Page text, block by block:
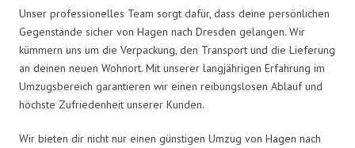
Unser professionelles Team sorgt dafür, dass deine persönlichen
Gegenstände sicher von Hagen nach Dresden gelangen. Wir
kümmern uns um die Verpackung, den Transport und die Lieferung
an deinen neuen Wohnort. Mit unserer langjährigen Erfahrung im
Umzugsbereich garantieren wir einen reibungslosen Ablauf und
höchste Zufriedenheit unserer Kunden.
Wir bieten dir nicht nur einen günstigen Umzug von Hagen nach